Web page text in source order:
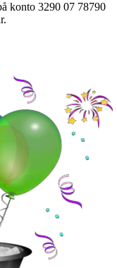
konto 3290 07 78790